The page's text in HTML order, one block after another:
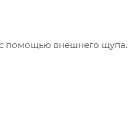
помощью внешнего щупа.